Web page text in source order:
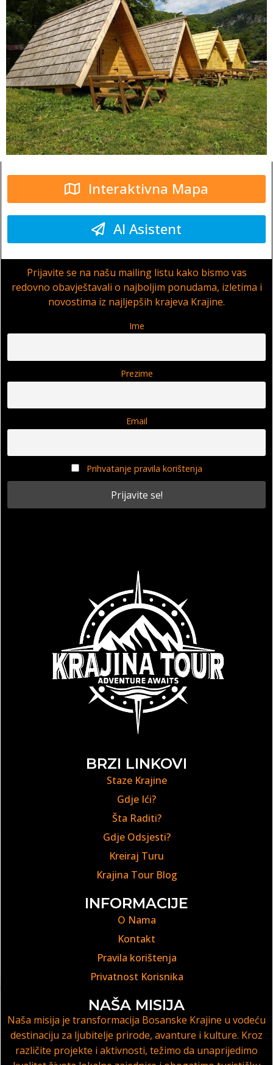
Interaktivna Mapa
AI Asistent
Prijavite se na našu mailing listu kako bismo vas
redovno obavještavali o najboljim ponudama, izletima i
novostima iz najljepših krajeva Krajine.
Ime
Prezime
Email
Prihvatanje pravila korištenja
BRZI LINKOVI
Staze Krajine
Gdje Ići?
Šta Raditi?
Gdje Odsjesti?
Kreiraj Turu
Krajina Tour Blog
INFORMACIJE
O Nama
Kontakt
Pravila korištenja
Privatnost Korisnika
NAŠA MISIJA
Naša misija je transformacija Bosanske Krajine u vodeću
destinaciju za ljubitelje prirode, avanture i kulture. Kroz
različite projekte i aktivnosti, težimo da unaprijedimo